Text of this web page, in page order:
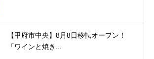
【甲府市中央】8月8日移転オープン！
「ワインと焼き...